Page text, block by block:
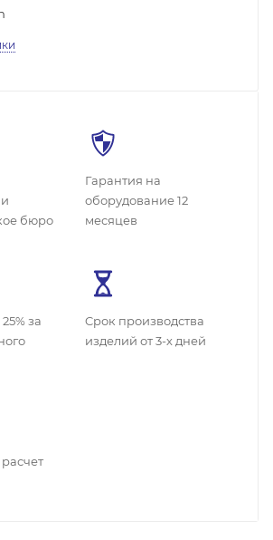
бюро
Гарантия на
оборудование 12
месяцев
за
Cрок производства
изделий от 3-х дней